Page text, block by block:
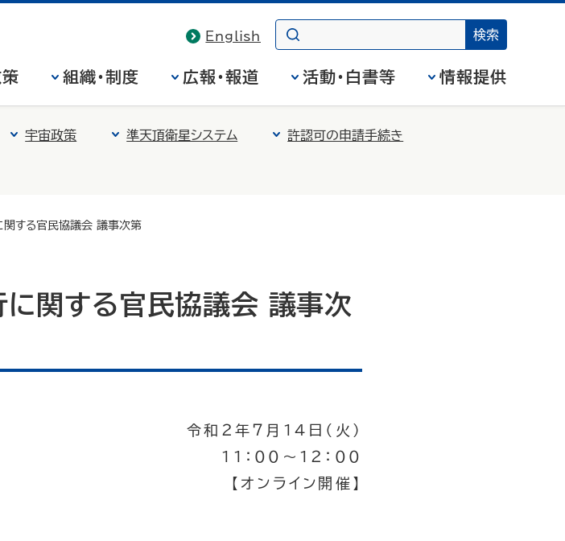
English
組織・制度 広報・報道 活動・白書等 情報提供
宇宙政策 準天頂衛星システム 許認可の申請手続き
関する官民協議会 議事次第
に関する官民協議会 議事次
令和２年７月１４日（火）
１１：００～１２：００
【オンライン開催】